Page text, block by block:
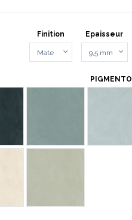
Finition Epaisseur
PIGMENTO